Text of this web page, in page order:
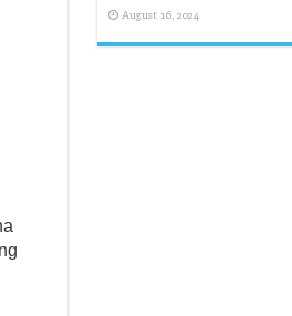
August 16, 2024